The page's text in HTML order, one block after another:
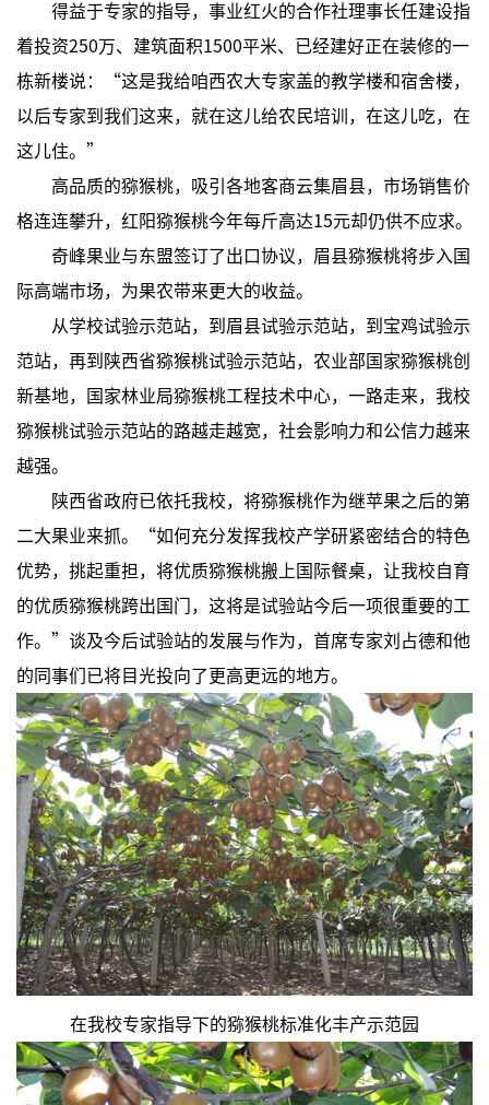
得益于专家的指导，事业红火的合作社理事长任建设指
着投资250万、建筑面积1500平米、已经建好正在装修的一
栋新楼说：“这是我给咱西农大专家盖的教学楼和宿舍楼，
以后专家到我们这来，就在这儿给农民培训，在这儿吃，在
这儿住。”
高品质的猕猴桃，吸引各地客商云集眉县，市场销售价
格连连攀升，红阳猕猴桃今年每斤高达15元却仍供不应求。
奇峰果业与东盟签订了出口协议，眉县猕猴桃将步入国
际高端市场，为果农带来更大的收益。
从学校试验示范站，到眉县试验示范站，到宝鸡试验示
范站，再到陕西省猕猴桃试验示范站，农业部国家猕猴桃创
新基地，国家林业局猕猴桃工程技术中心，一路走来，我校
猕猴桃试验示范站的路越走越宽，社会影响力和公信力越来
越强。
陕西省政府已依托我校，将猕猴桃作为继苹果之后的第
二大果业来抓。“如何充分发挥我校产学研紧密结合的特色
优势，挑起重担，将优质猕猴桃搬上国际餐桌，让我校自育
的优质猕猴桃跨出国门，这将是试验站今后一项很重要的工
作。”谈及今后试验站的发展与作为，首席专家刘占德和他
的同事们已将目光投向了更高更远的地方。
在我校专家指导下的猕猴桃标准化丰产示范园